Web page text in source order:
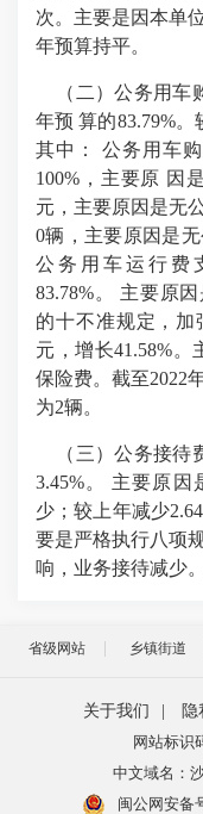
次。主要是因本单
年预算持平。
（二）公务用车
年预 算的83.79%。
其中： 公务用车
100%，主要原 因
元，主要原因是无
0辆，主要原因是
公务用车运行费
83.78%。 主要原
的十不准规定，加
元，增长41.58%
保险费。截至2022
为2辆。
（三）公务接待
3.45%。 主要原
少；较上年减少
要是严格执行八项
响，业务接待减少
省级网站 乡镇街道
关于我们 隐
网站标识
中文域名：
闽公网安备